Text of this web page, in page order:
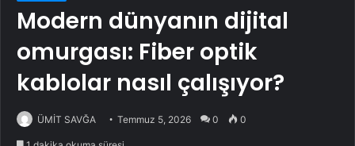
Modern dünyanın dijital
omurgası: Fiber optik
kablolar nasıl çalışıyor?
ÜMİT SAVĞA Temmuz 5, 2026 0 0